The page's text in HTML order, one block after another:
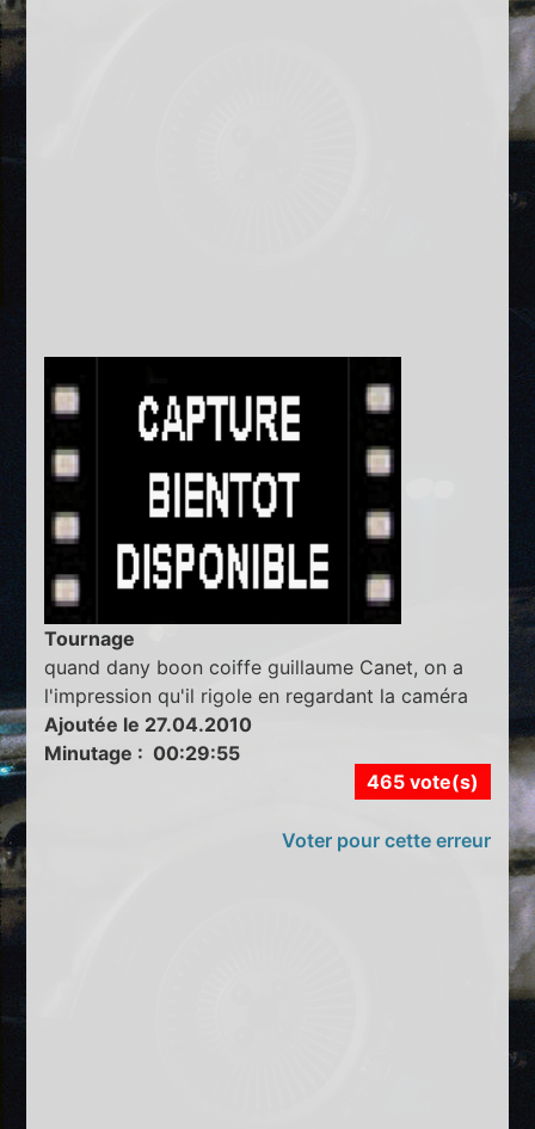
Tournage
quand dany boon coiffe guillaume Canet, on a
l'impression qu'il rigole en regardant la caméra
Ajoutée le 27.04.2010
Minutage : 00:29:55
465 vote(s)
Voter pour cette erreur